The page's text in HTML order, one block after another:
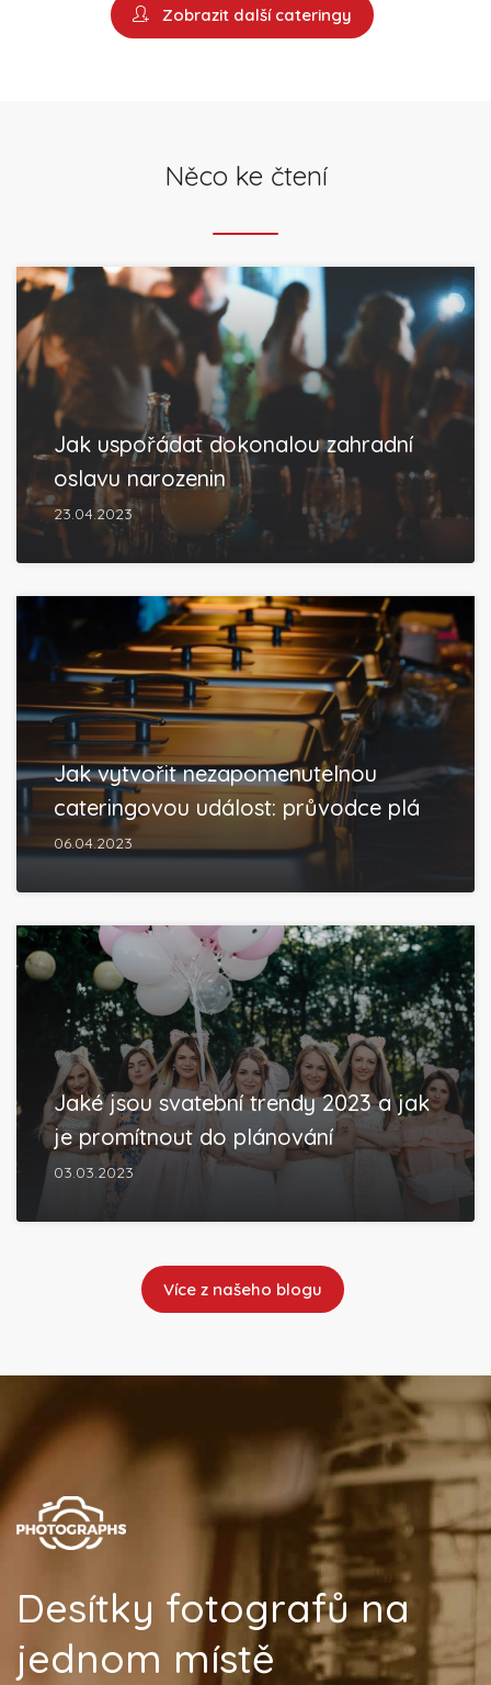
Zobrazit další cateringy
Něco ke čtení
Jak uspořádat dokonalou zahradní
oslavu narozenin
23.04.2023
Jak vytvořit nezapomenutelnou
cateringovou událost: průvodce plá
06.04.2023
Jaké jsou svatební trendy 2023 a jak
je promítnout do plánování
03.03.2023
Více z našeho blogu
Desítky fotografů na
jednom místě